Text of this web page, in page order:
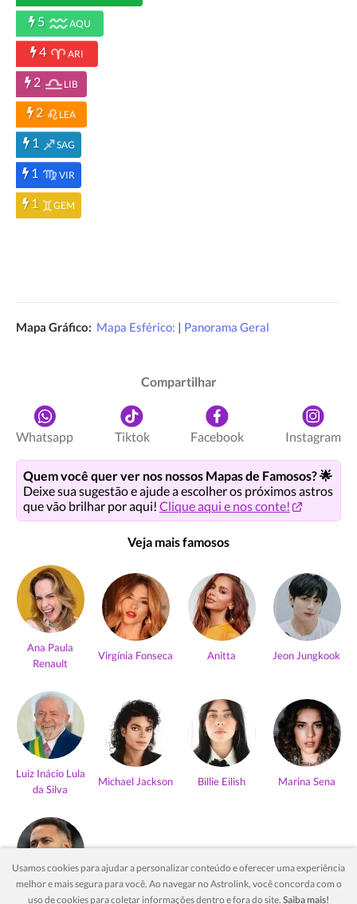
5 AQU
4 ARI
2 LIB
2 LEA
1 SAG
1 VIR
1 GEM
Mapa Gráfico: Mapa Esférico: | Panorama Geral
Compartilhar
Whatsapp Tiktok Facebook Instagram
Quem você quer ver nos nossos Mapas de Famosos? 🌟
Deixe sua sugestão e ajude a escolher os próximos astros
que vão brilhar por aqui! Clique aqui e nos conte!
Veja mais famosos
Ana Paula
Renault
Virgínia Fonseca Anitta Jeon Jungkook
Luiz Inácio Lula
da Silva
Michael Jackson Billie Eilish Marina Sena
Neymar Jr
Usamos cookies para ajudar a personalizar conteúdo e oferecer uma experiência
melhor e mais segura para você. Ao navegar no Astrolink, você concorda com o
uso de cookies para coletar informações dentro e fora do site. Saiba mais!